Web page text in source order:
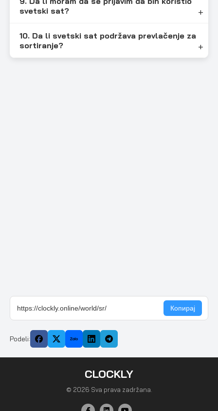
svetski sat?
10. Da li svetski sat podržava prevlačenje za
sortiranje?
Podeli:
CLOCKLY
© 2026 Sva prava zadržana.